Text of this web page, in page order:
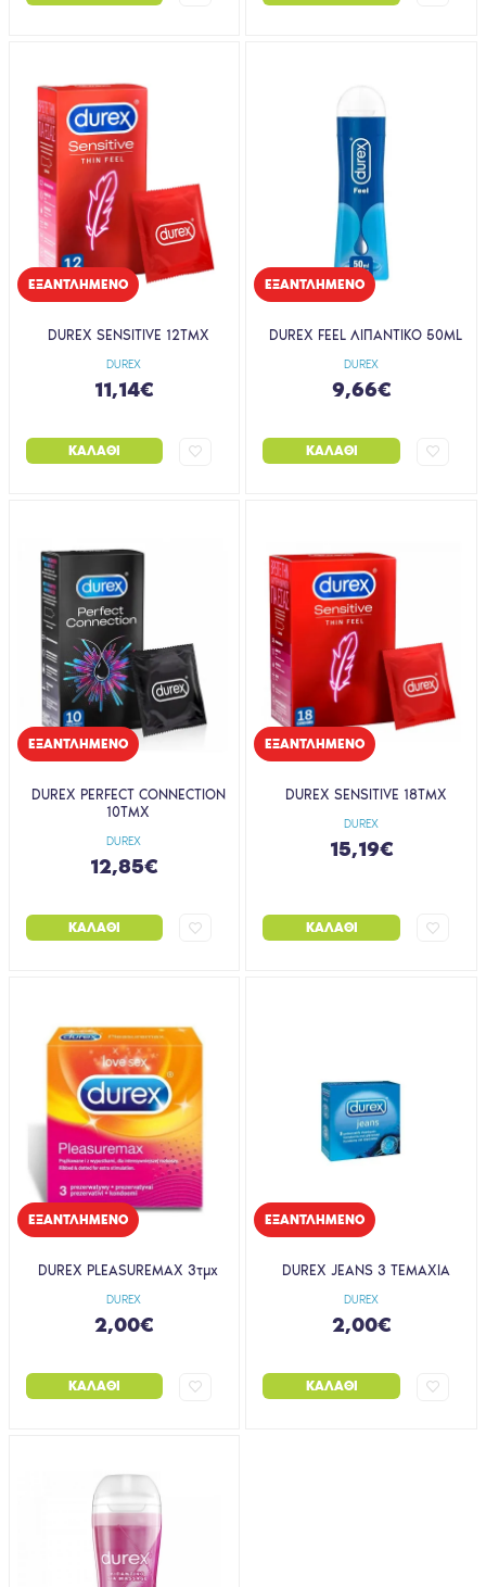
EΞΑΝΤΛΗΜΈΝΟ
DUREX
DUREX SENSITIVE 12ΤΜΧ
11,14€
ΚΑΛΆΘΙ
EΞΑΝΤΛΗΜΈΝΟ
DUREX
DUREX FEEL ΛΙΠΑΝΤΙΚΟ 50ML
9,66€
ΚΑΛΆΘΙ
EΞΑΝΤΛΗΜΈΝΟ
DUREX
DUREX PERFECT CONNECTION
10ΤΜΧ
12,85€
ΚΑΛΆΘΙ
EΞΑΝΤΛΗΜΈΝΟ
DUREX
DUREX SENSITIVE 18ΤΜΧ
15,19€
ΚΑΛΆΘΙ
EΞΑΝΤΛΗΜΈΝΟ
DUREX
DUREX PLEASUREMAX 3τμχ
2,00€
ΚΑΛΆΘΙ
EΞΑΝΤΛΗΜΈΝΟ
DUREX
DUREX JEANS 3 ΤΕΜΑΧΙΑ
2,00€
ΚΑΛΆΘΙ